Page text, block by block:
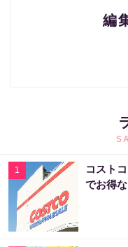
編
1
コスト
でお得